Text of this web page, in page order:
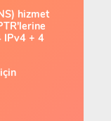
hizmet
IPv4 + 4